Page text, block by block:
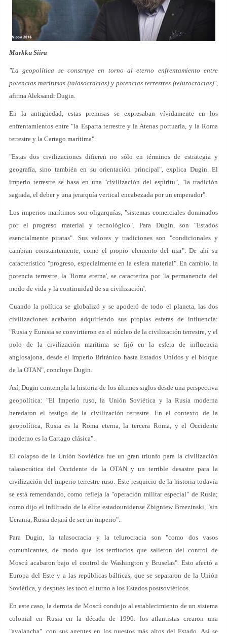
Markku Siira
"La geopolítica se construye en torno al eterno enfrentamiento entre
potencias marítimas (talasocracias) y potencias terrestres (telurocracias)",
afirma Aleksandr Dugin.
En la antigüedad, estas premisas se expresaban vívidamente en los
enfrentamientos entre "la Esparta terrestre y la Atenas portuaria, y la Roma
terrestre y la Cartago marítima".
"Estas dos civilizaciones difieren no sólo en términos de estrategia y
geografía, sino también en su orientación principal", explica Dugin. El
imperio terrestre se basa en una "civilización del espíritu", "la tradición
sagrada, el deber y una jerarquía vertical encabezada por un emperador".
Los imperios marítimos son oligarquías, "sistemas comerciales dominados
por el progreso material y tecnológico". Para Dugin, son "Estados
esencialmente piratas". Sus valores y tradiciones son "condicionales y
cambian constantemente, como el propio elemento del mar". De ahí su
característico "progreso, especialmente en la esfera material". En cambio, la
potencia terrestre, la 'Roma eterna', se caracteriza por 'la permanencia del
modo de vida y la continuidad de su civilización'.
Cuando la política se globalizó y se apoderó de todo el planeta, las dos
civilizaciones acabaron adquiriendo sus propias esferas de influencia:
"Rusia y Eurasia se convirtieron en el núcleo de la civilización terrestre, y el
polo de la civilización marítima se fijó en la esfera de influencia
anglosajona, desde el Imperio Británico hasta Estados Unidos y el bloque
de la OTAN", concluye Dugin.
Así, Dugin contempla la historia de los últimos siglos desde una perspectiva
geopolítica: "El Imperio ruso, la Unión Soviética y la Rusia moderna
heredaron el testigo de la civilización terrestre. En el contexto de la
geopolítica, Rusia es la Roma eterna, la tercera Roma, y el Occidente
moderno es la Cartago clásica".
El colapso de la Unión Soviética fue un gran triunfo para la civilización
talasocrática del Occidente de la OTAN y un terrible desastre para la
civilización del imperio terrestre ruso. Este resquicio de la historia todavía
se está remendando, como refleja la "operación militar especial" de Rusia;
como dijo el infiltrado de la élite estadounidense Zbigniew Brzezinski, "sin
Ucrania, Rusia dejará de ser un imperio".
Para Dugin, la talasocracia y la telurocracia son "como dos vasos
comunicantes, de modo que los territorios que salieron del control de
Moscú acabaron bajo el control de Washington y Bruselas". Esto afectó a
Europa del Este y a las repúblicas bálticas, que se separaron de la Unión
Soviética, y después les tocó el turno a los Estados postsoviéticos.
En este caso, la derrota de Moscú condujo al establecimiento de un sistema
colonial en Rusia en la década de 1990: los atlantistas crearon una
"avalancha", con sus agentes en los puestos más altos del Estado. Así se